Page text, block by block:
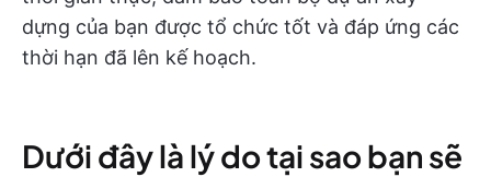
dựng của bạn được tổ chức tốt và đáp ứng các
thời hạn đã lên kế hoạch.
Dưới đây là lý do tại sao bạn sẽ